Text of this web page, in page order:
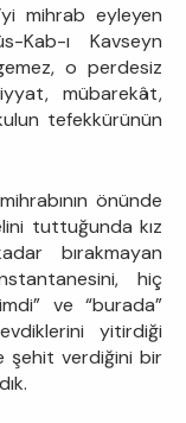
mihrab eyleyen
Kab-ı Kavseyn
o perdesiz
mübarekât,
tefekkürünün
önünde
tuttuğunda kız
bırakmayan
hiç
ve “burada”
yitirdiği
şehit verdiğini bir